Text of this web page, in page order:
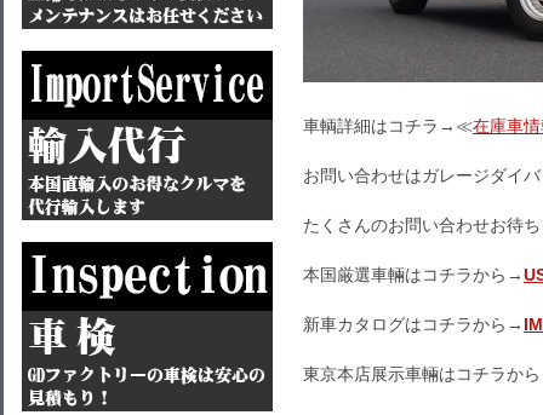
車輌詳細はコチラ→≪在庫車
お問い合わせはガレージダイ
たくさんのお問い合わせお待
本国厳選車輛はコチラから→
新車カタログはコチラから→
東京本店展示車輛はコチラか